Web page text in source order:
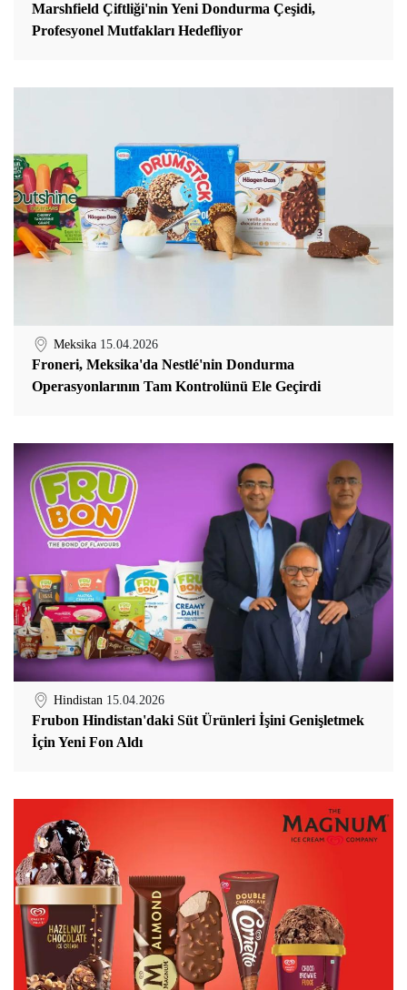
Marshfield Çiftliği'nin Yeni Dondurma Çeşidi,
Profesyonel Mutfakları Hedefliyor
Meksika 15.04.2026
Froneri, Meksika'da Nestlé'nin Dondurma
Operasyonlarının Tam Kontrolünü Ele Geçirdi
Hindistan 15.04.2026
Frubon Hindistan'daki Süt Ürünleri İşini Genişletmek
İçin Yeni Fon Aldı